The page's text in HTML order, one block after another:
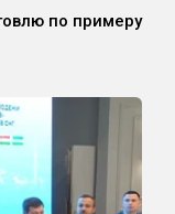
по примеру